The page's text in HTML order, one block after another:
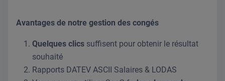
Avantages de notre gestion des congés
Quelques clics suffisent pour obtenir le résultat
souhaité
Rapports DATEV ASCII Salaires & LODAS